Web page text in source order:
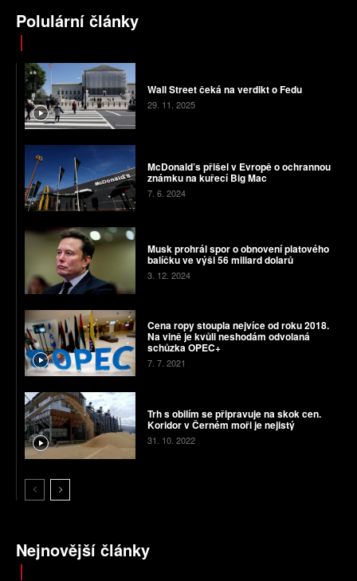
Polulární články
Wall Street čeká na verdikt o Fedu
29. 11. 2025
McDonald’s přišel v Evropě o ochrannou
známku na kuřecí Big Mac
7. 6. 2024
Musk prohrál spor o obnovení platového
balíčku ve výši 56 miliard dolarů
3. 12. 2024
Cena ropy stoupla nejvíce od roku 2018.
Na vině je kvůli neshodám odvolaná
schůzka OPEC+
7. 7. 2021
Trh s obilím se připravuje na skok cen.
Koridor v Černém moři je nejistý
31. 10. 2022
Nejnovější články